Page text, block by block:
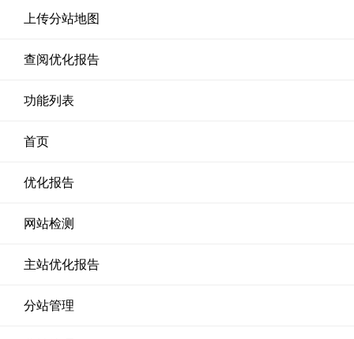
上传分站地图
查阅优化报告
功能列表
首页
优化报告
网站检测
主站优化报告
分站管理